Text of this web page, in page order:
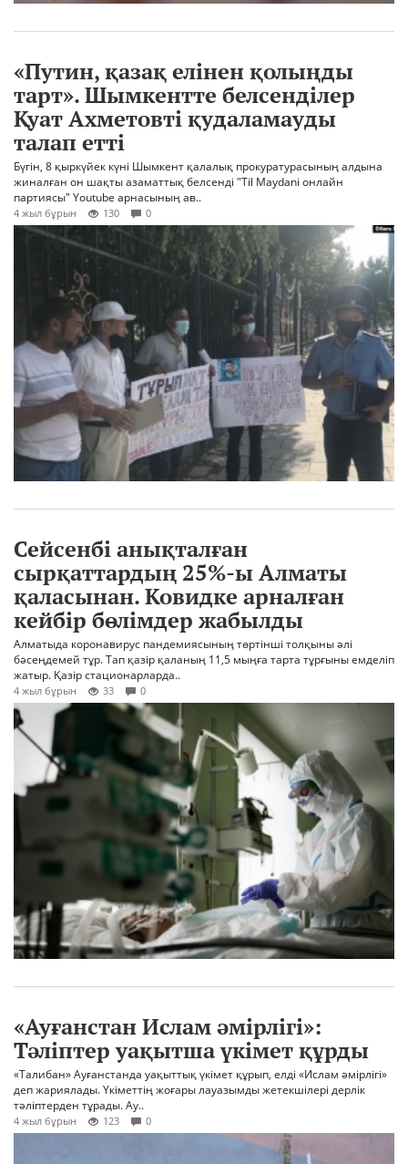
«Путин, қазақ елінен қолыңды
тарт». Шымкентте белсенділер
Қуат Ахметовті қудаламауды
талап етті
Бүгін, 8 қыркүйек күні Шымкент қалалық прокуратурасының алдына
жиналған он шақты азаматтық белсенді "Til Maydani онлайн
партиясы" Youtube арнасының ав..
4 жыл бұрын 130 0
Сейсенбі анықталған
сырқаттардың 25%-ы Алматы
қаласынан. Ковидке арналған
кейбір бөлімдер жабылды
Алматыда коронавирус пандемиясының төртінші толқыны әлі
бәсеңдемей тұр. Тап қазір қаланың 11,5 мыңға тарта тұрғыны емделіп
жатыр. Қазір стационарларда..
4 жыл бұрын 33 0
«Ауғанстан Ислам әмірлігі»:
Тәліптер уақытша үкімет құрды
«Талибан» Ауғанстанда уақыттық үкімет құрып, елді «Ислам әмірлігі»
деп жариялады. Үкіметтің жоғары лауазымды жетекшілері дерлік
тәліптерден тұрады. Ау..
4 жыл бұрын 123 0